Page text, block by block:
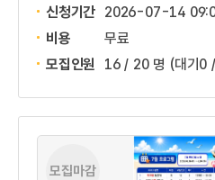
신청기간 2026-07-14
비용
무료
모집인원
16 / 20 명 (대기0
모집마감